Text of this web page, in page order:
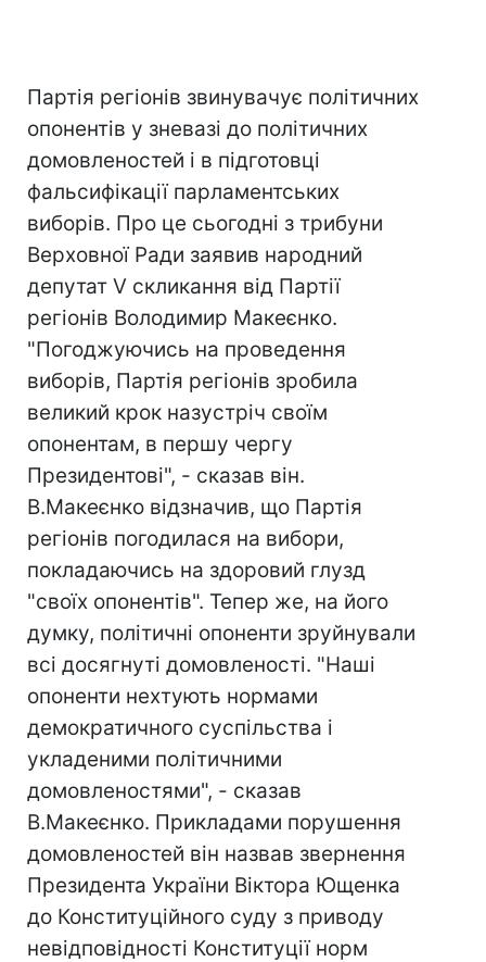
Партія регіонів звинувачує політичних
опонентів у зневазі до політичних
домовленостей і в підготовці
фальсифікації парламентських
виборів. Про це сьогодні з трибуни
Верховної Ради заявив народний
депутат V скликання від Партії
регіонів Володимир Макеєнко.
"Погоджуючись на проведення
виборів, Партія регіонів зробила
великий крок назустріч своїм
опонентам, в першу чергу
Президентові", - сказав він.
В.Макеєнко відзначив, що Партія
регіонів погодилася на вибори,
покладаючись на здоровий глузд
"своїх опонентів". Тепер же, на його
думку, політичні опоненти зруйнували
всі досягнуті домовленості. "Наші
опоненти нехтують нормами
демократичного суспільства і
укладеними політичними
домовленостями", - сказав
В.Макеєнко. Прикладами порушення
домовленостей він назвав звернення
Президента України Віктора Ющенка
до Конституційного суду з приводу
невідповідності Конституції норм